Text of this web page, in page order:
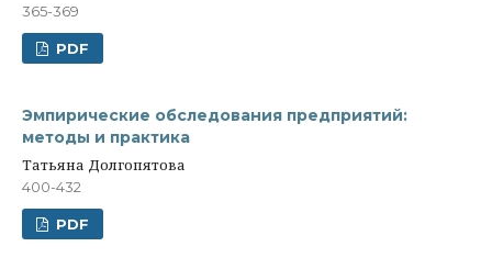
365-369
PDF
Эмпирические обследования предприятий:
методы и практика
Татьяна Долгопятова
400-432
PDF